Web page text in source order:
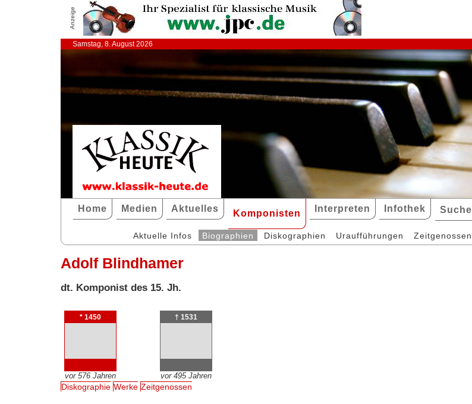
Anzeige
Samstag, 8. August 2026
Home Medien Aktuelles Komponisten Interpreten Infothek Suche
Aktuelle Infos Biographien Diskographien Uraufführungen Zeitgenossen
Adolf Blindhamer
dt. Komponist des 15. Jh.
* 1450
vor 576 Jahren
† 1531
vor 495 Jahren
Diskographie Werke Zeitgenossen